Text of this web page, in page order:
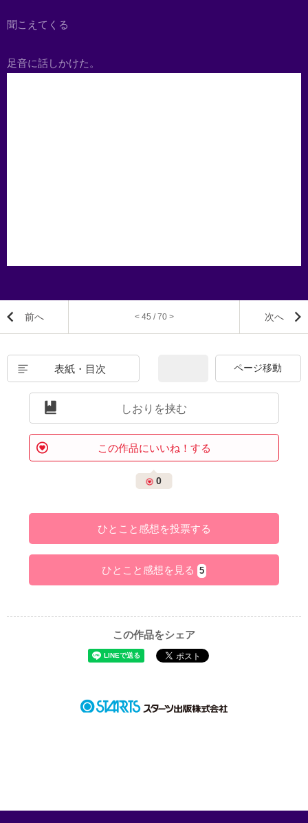
聞こえてくる
足音に話しかけた。
前へ < 45 / 70 > 次へ
表紙・目次
しおりを挟む
この作品にいいね！する
0
ひとこと感想を投票する
ひとこと感想を見る 5
この作品をシェア